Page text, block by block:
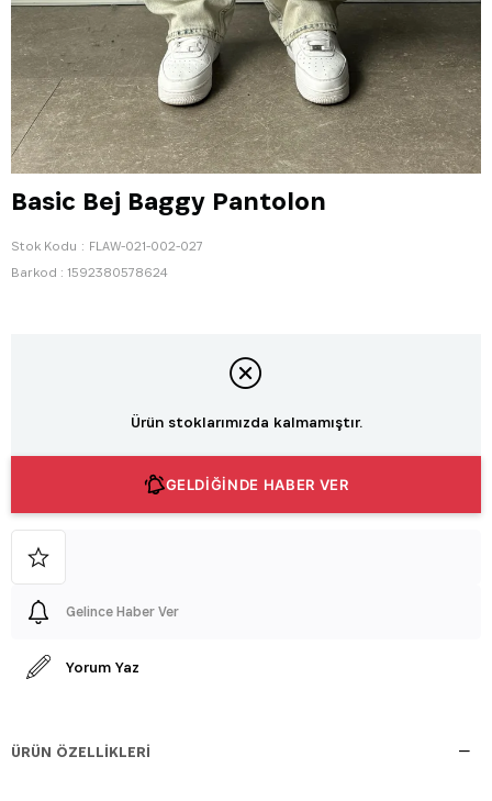
Basic Bej Baggy Pantolon
Stok Kodu
FLAW-021-002-027
Barkod : 1592380578624
Ürün stoklarımızda kalmamıştır.
GELDİĞİNDE HABER VER
Gelince Haber Ver
Yorum Yaz
ÜRÜN ÖZELLIKLERI